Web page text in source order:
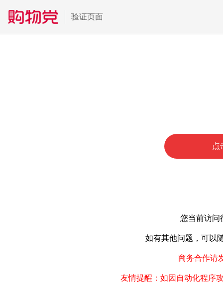
验证页面
点
您当前访问
如有其他问题，可以
商务合作请
友情提醒：如因自动化程序